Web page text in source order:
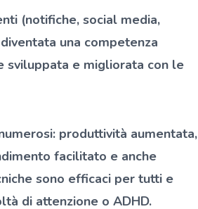
(notifiche, social media,
una competenza
sviluppata e migliorata con le
produttività aumentata,
facilitato e anche
sono efficaci per tutti e
di attenzione o ADHD.